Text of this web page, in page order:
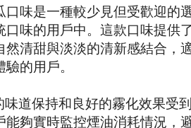
口味是一種較少見但受歡迎的
口味的用戶中。這款口味提供
然清甜與淡淡的清新感結合，
的用戶。
道保持和良好的霧化效果受
能夠實時監控煙油消耗情況，